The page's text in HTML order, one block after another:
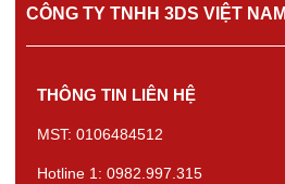
CÔNG TY TNHH 3DS VIỆT NAM
THÔNG TIN LIÊN HỆ
MST: 0106484512
Hotline 1: 0982.997.315